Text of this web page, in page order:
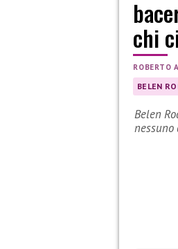
chi
ROBERTO
BELEN
Belen